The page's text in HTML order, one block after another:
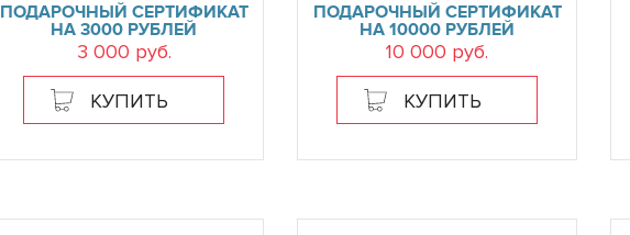
ПОДАРОЧНЫЙ СЕРТИФИКАТ
НА 3000 РУБЛЕЙ
3 000 руб.
КУПИТЬ
ПОДАРОЧНЫЙ СЕРТИФИКАТ
НА 10000 РУБЛЕЙ
10 000 руб.
КУПИТЬ